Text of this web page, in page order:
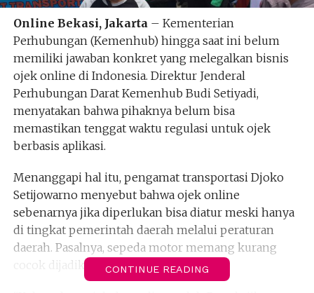
Online Bekasi, Jakarta– Kementerian
Perhubungan (Kemenhub) hingga saat ini belum
memiliki jawaban konkret yang melegalkan bisnis
ojek online di Indonesia. Direktur Jenderal
Perhubungan Darat Kemenhub Budi Setiyadi,
menyatakan bahwa pihaknya belum bisa
memastikan tenggat waktu regulasi untuk ojek
berbasis aplikasi.
Menanggapi hal itu, pengamat transportasi Djoko
Setijowarno menyebut bahwa ojek online
sebenarnya jika diperlukan bisa diatur meski hanya
di tingkat pemerintah daerah melalui peraturan
daerah. Pasalnya, sepeda motor memang kurang
cocok dijadikan kendaraan umum.
CONTINUE READING